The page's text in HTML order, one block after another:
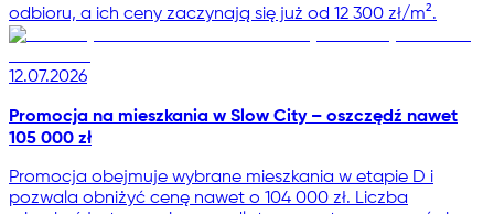
odbioru, a ich ceny zaczynają się już od 12 300 zł/m².
12.07.2026
Promocja na mieszkania w Slow City – oszczędź nawet
105 000 zł
Promocja obejmuje wybrane mieszkania w etapie D i
pozwala obniżyć cenę nawet o 104 000 zł. Liczba